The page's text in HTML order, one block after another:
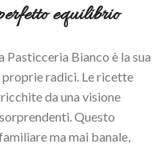
equilibrio
Bianco è la sua
radici. Le ricette
da una visione
Questo
ma mai banale,